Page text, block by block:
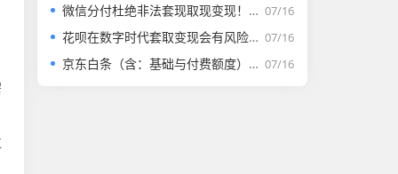
07/16
微信分付杜绝非法套现取现变现！！！
07/16
花呗在数字时代套取变现会有风险吗？
07/16
京东白条（含：基础与付费额度）取套购物全套解析